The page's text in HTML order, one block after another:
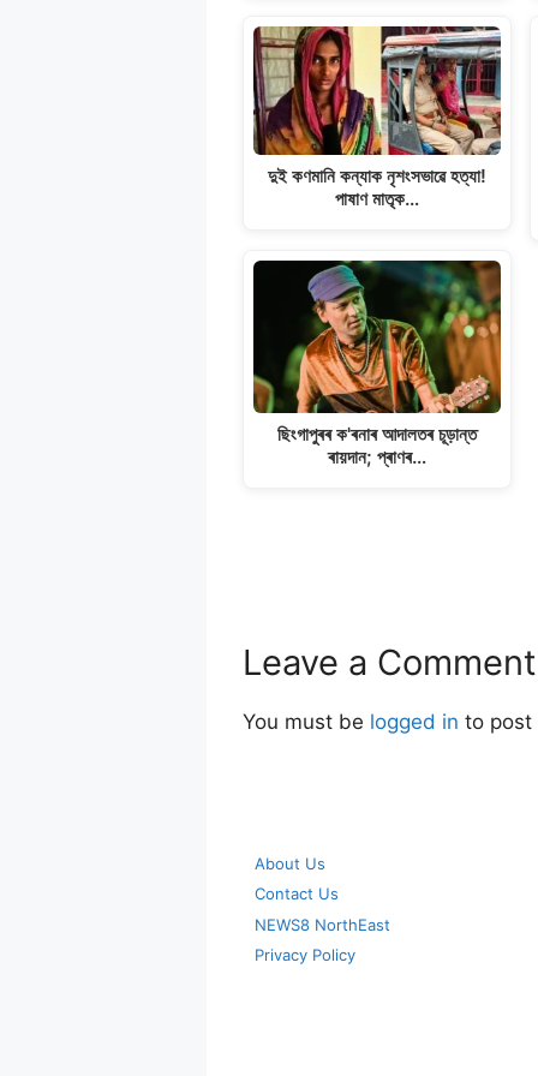
দুই কণমানি কন্যাক নৃশংসভাৱে হত্যা!
পাষাণ মাতৃক…
ছিংগাপুৰৰ ক'ৰনাৰ আদালতৰ চূড়ান্ত
ৰায়দান; প্ৰাণৰ…
Leave a Comment
You must be logged in to post
About Us
Contact Us
NEWS8 NorthEast
Privacy Policy